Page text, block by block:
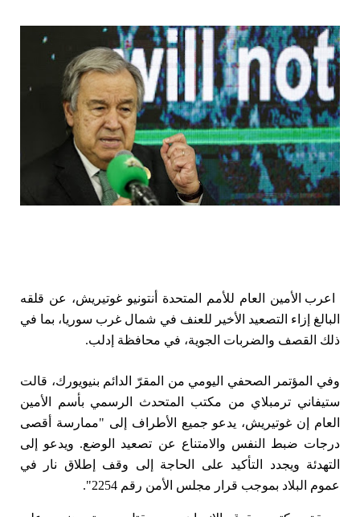
عرب الأمين العام للأمم المتحدة أنتونيو غوتيريش، عن قلقه
البالغ إزاء التصعيد الأخير للعنف في شمال غرب سوريا، بما في
ذلك القصف والضربات الجوية، في محافظة إدلب.
وفي المؤتمر الصحفي اليومي من المقرّ الدائم بنيويورك، قالت
ستيفاني ترمبلاي من مكتب المتحدث الرسمي بأسم الأمين
العام إن غوتيريش، يدعو جميع الأطراف إلى "ممارسة أقصى
درجات ضبط النفس والامتناع عن تصعيد الوضع. ويدعو إلى
التهدئة ويجدد التأكيد على الحاجة إلى وقف إطلاق نار في
عموم البلاد بموجب قرار مجلس الأمن رقم 2254".